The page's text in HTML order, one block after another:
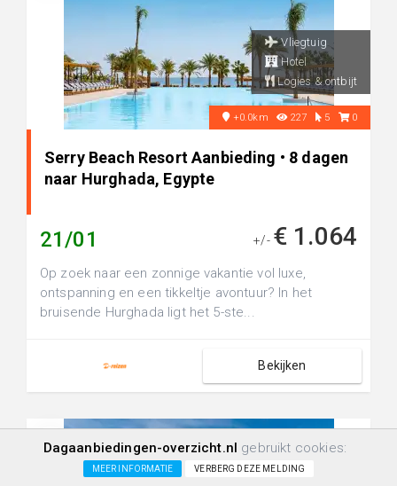
Vliegtuig
Hotel
Logies & ontbijt
+0.0km 227 5 0
Serry Beach Resort Aanbieding • 8 dagen
naar Hurghada, Egypte
21/01 +/- € 1.064
Op zoek naar een zonnige vakantie vol luxe,
ontspanning en een tikkeltje avontuur? In het
bruisende Hurghada ligt het 5-ste...
Bekijken
Dagaanbiedingen-overzicht.nl gebruikt cookies:
MEER INFORMATIE VERBERG DEZE MELDING